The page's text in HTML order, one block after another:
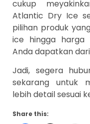
cukup
Atlantic Dry Ice
pilihan produk
ice hingga harga
Anda dapatkan
Jadi, segera
sekarang untuk
lebih detail sesuai
Share this: